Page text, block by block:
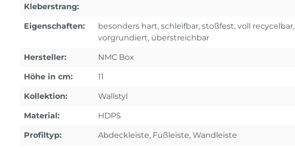
Kleberstrang:
Eigenschaften:
besonders hart, schleifbar, stoßfest, voll recycelbar,
vorgrundiert, überstreichbar
Hersteller: NMC Box
Höhe in cm: 11
Kollektion: Wallstyl
Material: HDPS
Profiltyp: Abdeckleiste, Fußleiste, Wandleiste